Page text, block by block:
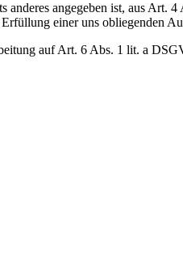
angegeben ist, aus
einer uns obliegenden
auf Art. 6 Abs. 1 lit. a